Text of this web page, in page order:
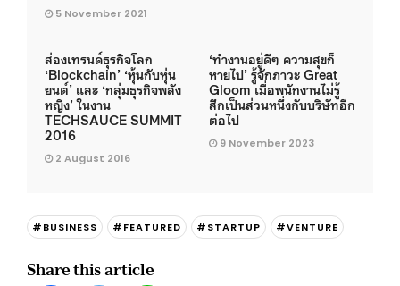
5 November 2021
ส่องเทรนด์ธุรกิจโลก
‘Blockchain’ ‘หุ้นกับหุ่น
ยนต์’ และ ‘กลุ่มธุรกิจพลัง
หญิง’ ในงาน
TECHSAUCE SUMMIT
2016
2 August 2016
‘ทำงานอยู่ดีๆ ความสุขก็
หายไป’ รู้จักภาวะ Great
Gloom เมื่อพนักงานไม่รู้
สึกเป็นส่วนหนึ่งกับบริษัทอีก
ต่อไป
9 November 2023
#BUSINESS #FEATURED #STARTUP #VENTURE
Share this article